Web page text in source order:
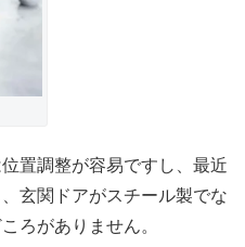
置調整が容易ですし、最近
玄関ドアがスチール製でな
ろがありません。